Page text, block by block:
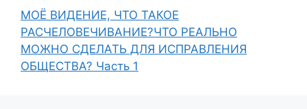
МОЁ ВИДЕНИЕ, ЧТО ТАКОЕ
РАСЧЕЛОВЕЧИВАНИЕ?ЧТО РЕАЛЬНО
МОЖНО СДЕЛАТЬ ДЛЯ ИСПРАВЛЕНИЯ
ОБЩЕСТВА? Часть 1